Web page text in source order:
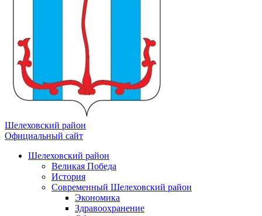
Шелеховский район
Официальный сайт
Шелеховский район
Великая Победа
История
Современный Шелеховский район
Экономика
Здравоохранение